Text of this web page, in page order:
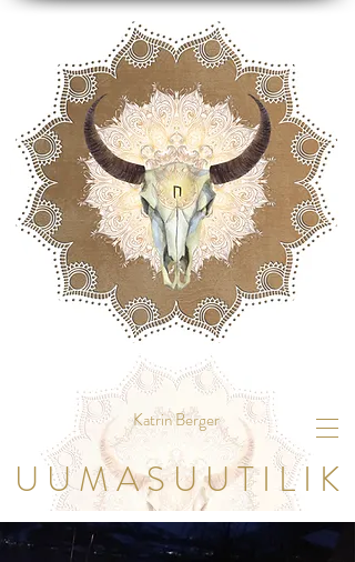
Katrin Berger
U U M A S U U T I L I K